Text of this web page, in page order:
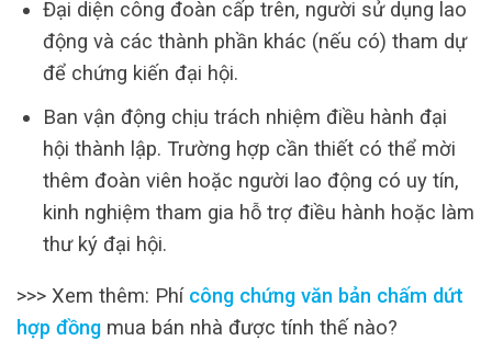
Đại diện công đoàn cấp trên, người sử dụng lao
động và các thành phần khác (nếu có) tham dự
để chứng kiến đại hội.
Ban vận động chịu trách nhiệm điều hành đại
hội thành lập. Trường hợp cần thiết có thể mời
thêm đoàn viên hoặc người lao động có uy tín,
kinh nghiệm tham gia hỗ trợ điều hành hoặc làm
thư ký đại hội.
>>> Xem thêm: Phí công chứng văn bản chấm dứt
hợp đồng mua bán nhà được tính thế nào?